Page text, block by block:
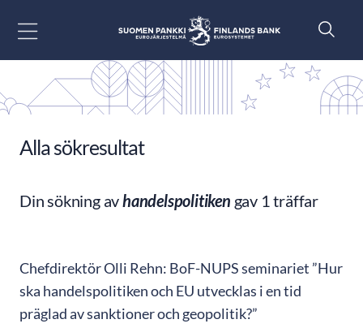
Alla sökresultat
Din sökning avhandelspolitiken gav 1 träffar
Chefdirektör Olli Rehn: BoF-NUPS seminariet ”Hur
ska handelspolitiken och EU utvecklas i en tid
präglad av sanktioner och geopolitik?”